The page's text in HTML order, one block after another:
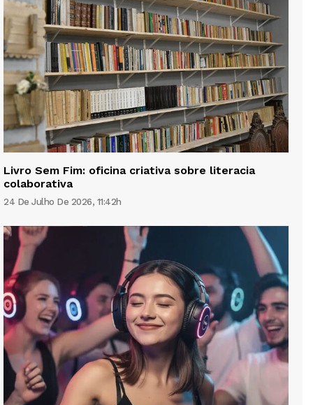
Livro Sem Fim: oficina criativa sobre literacia
colaborativa
24 De Julho De 2026, 11:42h